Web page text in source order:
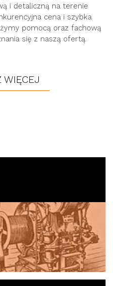
i detaliczną na terenie
cena i szybka
pomocą oraz fachową
się z naszą ofertą.
WIĘCEJ